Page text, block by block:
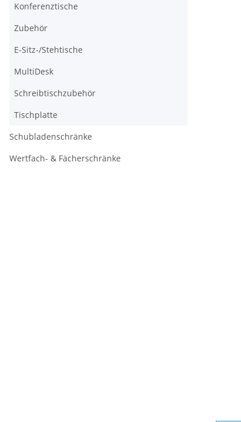
Konferenztische
Zubehör
E-Sitz-/Stehtische
MultiDesk
Schreibtischzubehör
Tischplatte
Schubladenschränke
Wertfach- & Fächerschränke